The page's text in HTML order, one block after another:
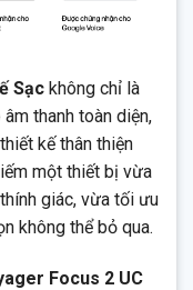
Sạc không chỉ là
thanh toàn diện,
kế thân thiện
một thiết bị vừa
giác, vừa tối ưu
không thể bỏ qua.
Focus 2 UC